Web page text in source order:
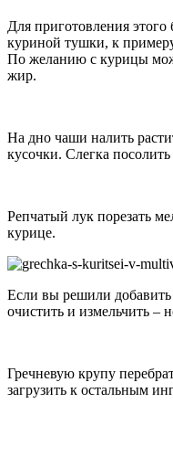
Для приготовления
куриной тушки, к
По желанию с курицы
жир.
На дно чаши налить
кусочки. Слегка
Репчатый лук порезать
курице.
Если вы решили
очистить и измельчить –
Гречневую крупу
загрузить к остальным